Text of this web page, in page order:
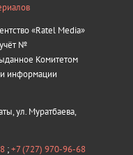
«Ratel Media»
№
Комитетом
информации
ул. Муратбаева,
;+7 (727) 970-96-68